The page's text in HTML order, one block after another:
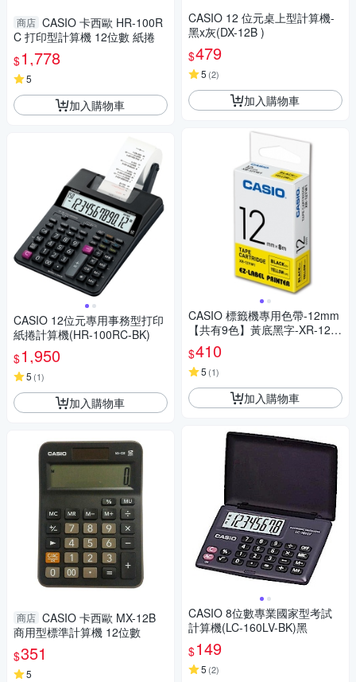
商店 CASIO 卡西歐 HR-100R
C 打印型計算機 12位數 紙捲
$1,778
5
加入購物車
CASIO 12位元專用事務型打印
紙捲計算機(HR-100RC-BK)
$1,950
5 (1)
加入購物車
商店 CASIO 卡西歐 MX-12B
商用型標準計算機 12位數
$351
5
CASIO 12 位元桌上型計算機-
黑x灰(DX-12B )
$479
5 (2)
加入購物車
CASIO 標籤機專用色帶-12mm
【共有9色】黃底黑字-XR-12Y
W1
$410
5 (1)
加入購物車
CASIO 8位數專業國家型考試
計算機(LC-160LV-BK)黑
$149
5 (2)